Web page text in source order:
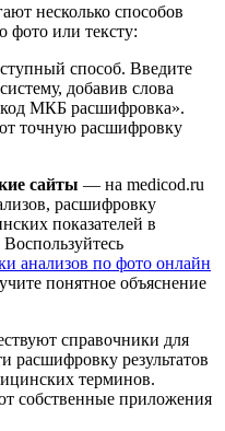
несколько способов
фото или тексту:
способ. Введите
добавив слова
МКБ расшифровка».
точную расшифровку
сайты — на medicod.ru
расшифровку
показателей в
анализов по фото онлайн
понятное объяснение
справочники для
расшифровку результатов
терминов.
собственные приложения